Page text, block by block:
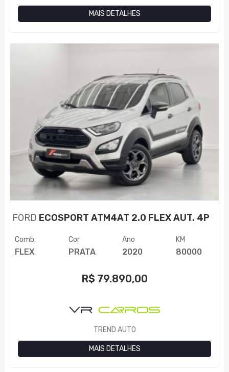
MAIS DETALHES
FORD ECOSPORT ATM4AT 2.0 FLEX AUT. 4P
Comb.
FLEX
Cor
PRATA
Ano
2020
KM
80000
R$ 79.890,00
TREND AUTO
MAIS DETALHES